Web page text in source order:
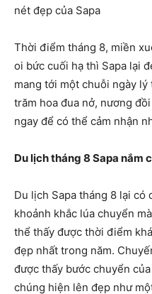
nét đẹp của Sapa
Thời điểm tháng 8, miền
oi bức cuối hạ thì Sapa lại
mang tới một chuỗi ngày
trăm hoa đua nở, nương
ngay để có thể cảm nhận
Du lịch tháng 8 Sapa nắm
Du lịch Sapa tháng 8 lại
khoảnh khắc lúa chuyển
thể thấy được thời điểm
đẹp nhất trong năm.
được thấy bước chuyển
chúng hiện lên đẹp như